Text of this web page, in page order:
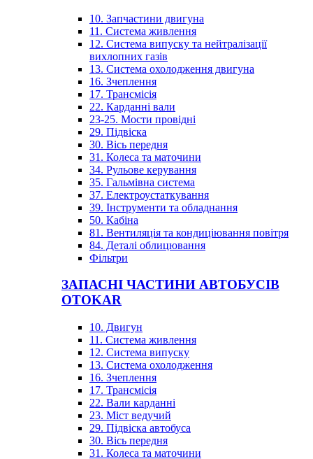
10. Запчастини двигуна
11. Система живлення
12. Система випуску та нейтралізації
вихлопних газів
13. Система охолодження двигуна
16. Зчеплення
17. Трансмісія
22. Карданні вали
23-25. Мости провідні
29. Підвіска
30. Вісь передня
31. Колеса та маточини
34. Рульове керування
35. Гальмівна система
37. Електроустаткування
39. Інструменти та обладнання
50. Кабіна
81. Вентиляція та кондиціювання повітря
84. Деталі облицювання
Фільтри
ЗАПАСНІ ЧАСТИНИ АВТОБУСІВ
OTOKAR
10. Двигун
11. Система живлення
12. Система випуску
13. Система охолодження
16. Зчеплення
17. Трансмісія
22. Вали карданні
23. Міст ведучий
29. Підвіска автобуса
30. Вісь передня
31. Колеса та маточини